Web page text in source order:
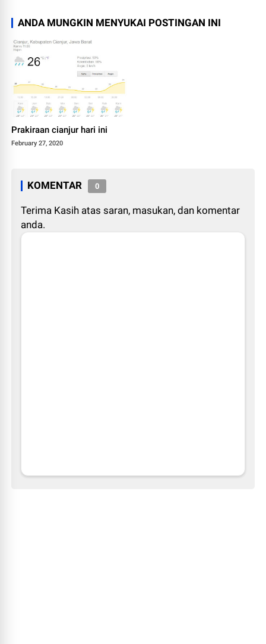
ANDA MUNGKIN MENYUKAI POSTINGAN INI
Prakiraan cianjur hari ini
February 27, 2020
KOMENTAR 0
Terima Kasih atas saran, masukan, dan komentar
anda.